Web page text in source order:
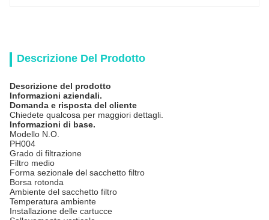
Descrizione Del Prodotto
Descrizione del prodotto
Informazioni aziendali.
Domanda e risposta del cliente
Chiedete qualcosa per maggiori dettagli.
Informazioni di base.
Modello N.O.
PH004
Grado di filtrazione
Filtro medio
Forma sezionale del sacchetto filtro
Borsa rotonda
Ambiente del sacchetto filtro
Temperatura ambiente
Installazione delle cartucce